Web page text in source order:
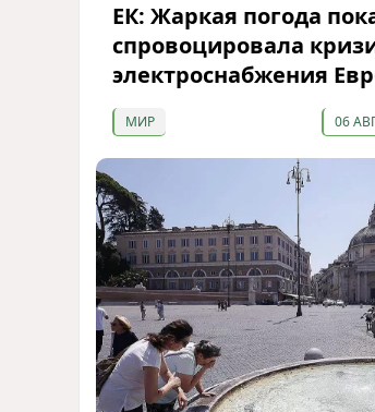
ЕК: Жаркая погода
спровоцировала
электроснабжения
МИР 06